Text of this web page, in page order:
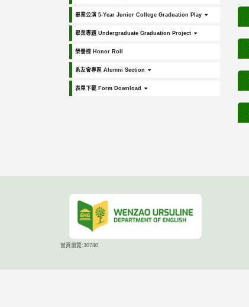
畢業公演 5-Year Junior College Graduation Play
畢業專題 Undergraduate Graduation Project
榮譽榜 Honor Roll
系友會專區 Alumni Section
表單下載 Form Download
當頁瀏覽:30740